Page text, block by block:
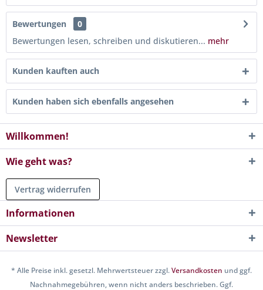
Bewertungen
0
Bewertungen lesen, schreiben und diskutieren... mehr
Kunden kauften auch
Kunden haben sich ebenfalls angesehen
Willkommen!
Wie geht was?
Vertrag widerrufen
Informationen
Newsletter
* Alle Preise inkl. gesetzl. Mehrwertsteuer zzgl.Versandkosten und ggf.
Nachnahmegebühren, wenn nicht anders beschrieben. Ggf.